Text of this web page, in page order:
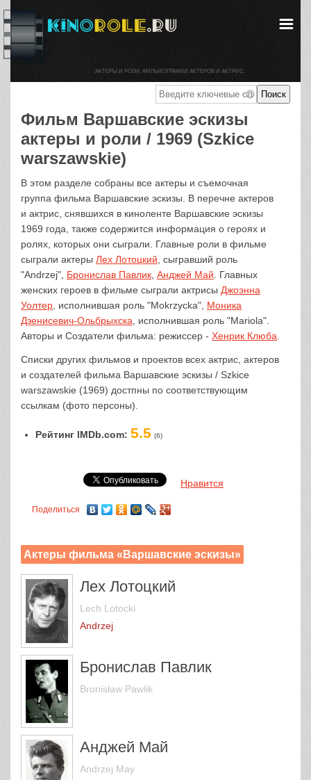
Фильм Варшавские эскизы
актеры и роли / 1969 (Szkice
warszawskie)
В этом разделе собраны все актеры и съемочная
группа фильма Варшавские эскизы. В перечне актеров
и актрис, снявшихся в киноленте Варшавские эскизы
1969 года, также содержится информация о героях и
ролях, которых они сыграли. Главные роли в фильме
сыграли актеры Лех Лотоцкий , сыгравший роль
"Andrzej", Бронислав Павлик Анджей Май . Главных
женских героев в фильме сыграли актрисы Джоэнна
Уолтер , исполнившая роль "Mokrzycka", Моника
Дзенисевич-Ольбрыхска , исполнившая роль "Mariola".
Авторы и Создатели фильма: режиссер - Хенрик Клюба
Списки других фильмов и проектов всех актрис, актеров
и создателей фильма Варшавские эскизы / Szkice
warszawskie (1969) достпны по соответствующим
ссылкам (фото персоны).
Рейтинг IMDb.com: 5.5 (6)
Нравится
Поделиться
Актеры фильма «Варшавские эскизы»
Лех Лотоцкий
Lech Lotocki
Andrzej
Бронислав Павлик
Bronisław Pawlik
Анджей Май
Andrzej May
АКТЕРЫ И РОЛИ. ФИЛЬМОГРАФИИ АКТЕРОВ И АКТРИС.